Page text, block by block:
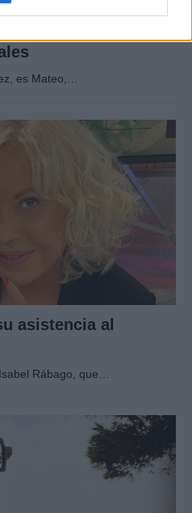
es Mateo,…
asistencia al
Rábago, que…